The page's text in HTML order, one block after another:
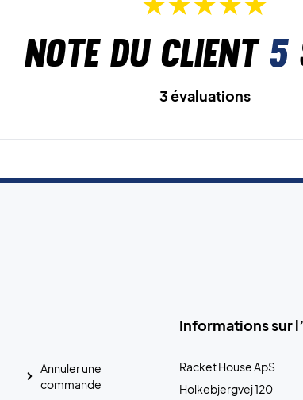
Note du client 5
3 évaluations
Informations sur
Racket House ApS
Holkebjergvej 120
Annuler une
commande